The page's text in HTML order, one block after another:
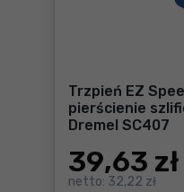
Trzpień EZ
pierścienie
Dremel SC407
39,63 zł
netto: 32,22 zł